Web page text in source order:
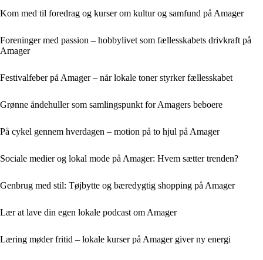
Kom med til foredrag og kurser om kultur og samfund på Amager
Foreninger med passion – hobbylivet som fællesskabets drivkraft på
Amager
Festivalfeber på Amager – når lokale toner styrker fællesskabet
Grønne åndehuller som samlingspunkt for Amagers beboere
På cykel gennem hverdagen – motion på to hjul på Amager
Sociale medier og lokal mode på Amager: Hvem sætter trenden?
Genbrug med stil: Tøjbytte og bæredygtig shopping på Amager
Lær at lave din egen lokale podcast om Amager
Læring møder fritid – lokale kurser på Amager giver ny energi